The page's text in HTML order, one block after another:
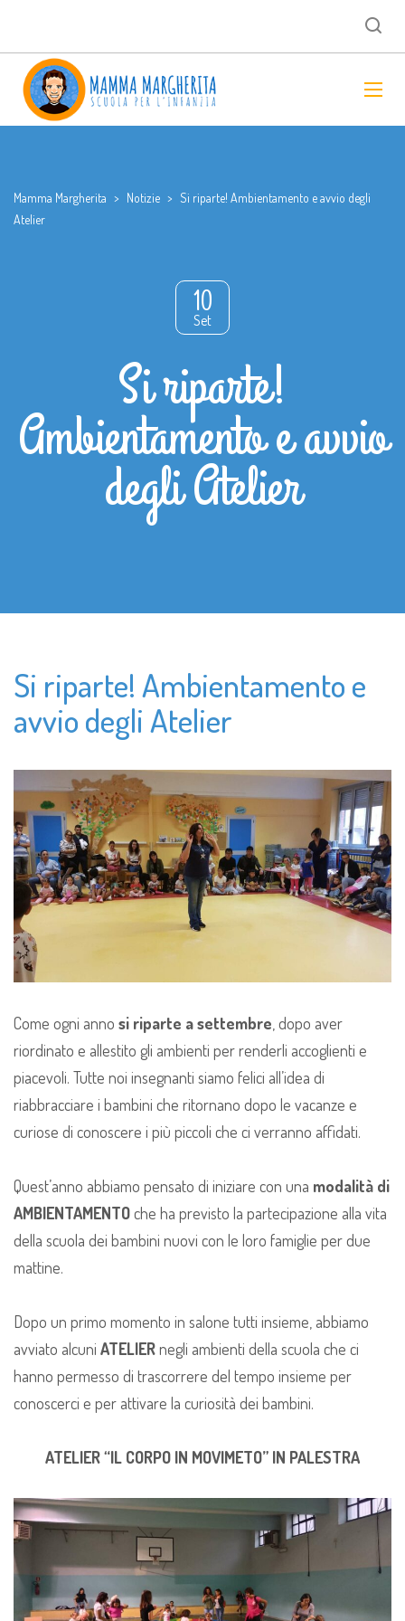
Mamma Margherita > Notizie > Si riparte! Ambientamento e avvio degli
Atelier
10
Set
Si riparte!
Ambientamento e avvio
degli Atelier
Si riparte! Ambientamento e
avvio degli Atelier
Come ogni anno si riparte a settembre , dopo aver
riordinato e allestito gli ambienti per renderli accoglienti e
piacevoli. Tutte noi insegnanti siamo felici all’idea di
riabbracciare i bambini che ritornano dopo le vacanze e
curiose di conoscere i più piccoli che ci verranno affidati.
Quest’anno abbiamo pensato di iniziare con una modalità di
AMBIENTAMENTOche ha previsto la partecipazione alla vita
della scuola dei bambini nuovi con le loro famiglie per due
mattine.
Dopo un primo momento in salone tutti insieme, abbiamo
avviato alcuni ATELIERnegli ambienti della scuola che ci
hanno permesso di trascorrere del tempo insieme per
conoscerci e per attivare la curiosità dei bambini.
ATELIER “IL CORPO IN MOVIMETO” IN PALESTRA